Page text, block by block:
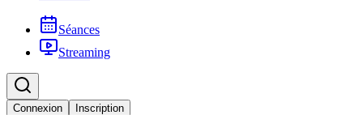
Séances
Streaming
Connexion Inscription